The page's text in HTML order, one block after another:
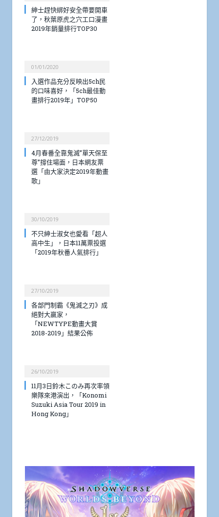
紳士趕快綁好安全帶要開車
了，秋葉原虎之穴工口漫畫
2019年銷量排行TOP30
01/01/2020
入選作品充分反映出5ch民
的口味喜好，「5ch最佳動
畫排行2019年」TOP50
27/12/2019
4月春番全靠鬼滅”單天保至
尊”撐住場面，日本網友票
選「由大家決定2019年動畫
歌」
30/10/2019
不只紳士淑女也愛看「超人
高中生」，日本11萬票投選
「2019年秋番人氣排行」
27/10/2019
各部門制霸《鬼滅之刃》成
絕對大嬴家，
「NEWTYPE動畫大賞
2018-2019」結果公佈
26/10/2019
11月3日鈴木このみ再次率領
樂隊來港演出，「Konomi
Suzuki Asia Tour 2019 in
Hong Kong」